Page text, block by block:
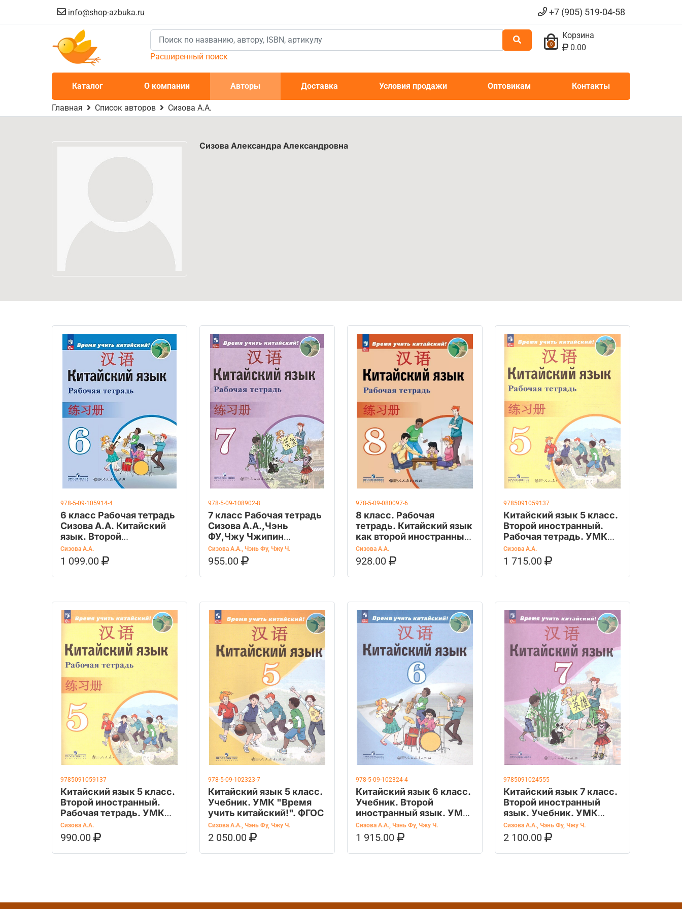
info@shop-azbuka.ru +7 (905) 519-04-58
Расширенный поиск
0
Корзина
0.00
Каталог О компании Авторы Доставка Условия продажи Оптовикам Контакты
Главная Список авторов Сизова А.А.
Сизова Александра Александровна
978-5-09-105914-4
6 класс Рабочая тетрадь
Сизова А.А. Китайский
язык. Второй
иностранный язык
(Время учить
китайский!)
Сизова А.А.
1 099.00
В КОРЗИНУ
978-5-09-108902-8
7 класс Рабочая тетрадь
Сизова А.А.,Чэнь
ФУ,Чжу Чжипин
Китайский язык. Второй
иностранный язык
(Время учить
китайский!)
Сизова А.А., Чэнь Фу, Чжу Ч.
955.00
В КОРЗИНУ
978-5-09-080097-6
8 класс. Рабочая
тетрадь. Китайский язык
как второй иностранный
(Сизова А.А.)
Просвещение
Сизова А.А.
928.00
В КОРЗИНУ
9785091059137
Китайский язык 5 класс.
Второй иностранный.
Рабочая тетрадь. УМК
"Время учить
китайский". ФГОС
Сизова А.А.
1 715.00
В КОРЗИНУ
9785091059137
Китайский язык 5 класс.
Второй иностранный.
Рабочая тетрадь. УМК
"Время учить
китайский". ФГОС
Сизова А.А.
990.00
В КОРЗИНУ
978-5-09-102323-7
Китайский язык 5 класс.
Учебник. УМК "Время
учить китайский!". ФГОС
Сизова А.А., Чэнь Фу, Чжу Ч.
2 050.00
В КОРЗИНУ
978-5-09-102324-4
Китайский язык 6 класс.
Учебник. Второй
иностранный язык. УМК
"Время учить
китайский!"
Сизова А.А., Чэнь Фу, Чжу Ч.
1 915.00
В КОРЗИНУ
9785091024555
Китайский язык 7 класс.
Второй иностранный
язык. Учебник. УМК
"Время учить
китайский"
Сизова А.А., Чэнь Фу, Чжу Ч.
2 100.00
В КОРЗИНУ